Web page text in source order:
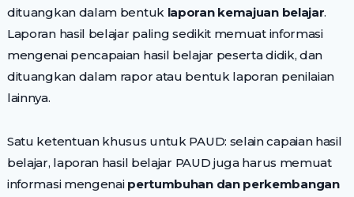
dituangkan dalam bentuk laporan kemajuan belajar.
Laporan hasil belajar paling sedikit memuat informasi
mengenai pencapaian hasil belajar peserta didik, dan
dituangkan dalam rapor atau bentuk laporan penilaian
lainnya.
Satu ketentuan khusus untuk PAUD: selain capaian hasil
belajar, laporan hasil belajar PAUD juga harus memuat
informasi mengenai pertumbuhan dan perkembangan